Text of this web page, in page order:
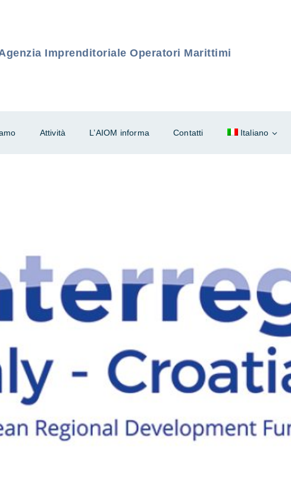
Imprenditoriale Operatori Marittimi
Attività L’AIOM informa Contatti Italiano